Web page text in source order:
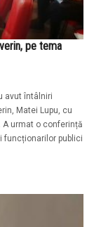
pe tema
avut întâlniri
Matei Lupu, cu
A urmat o conferință
funcționarilor publici